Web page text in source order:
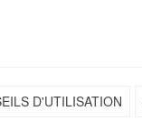
D'UTILISATION